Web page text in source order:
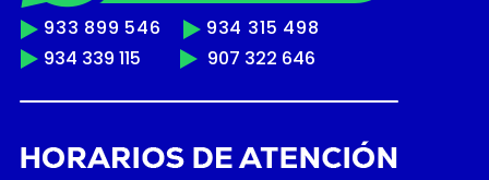
933 899 546
934 315 498
934 339 115
907 322 646